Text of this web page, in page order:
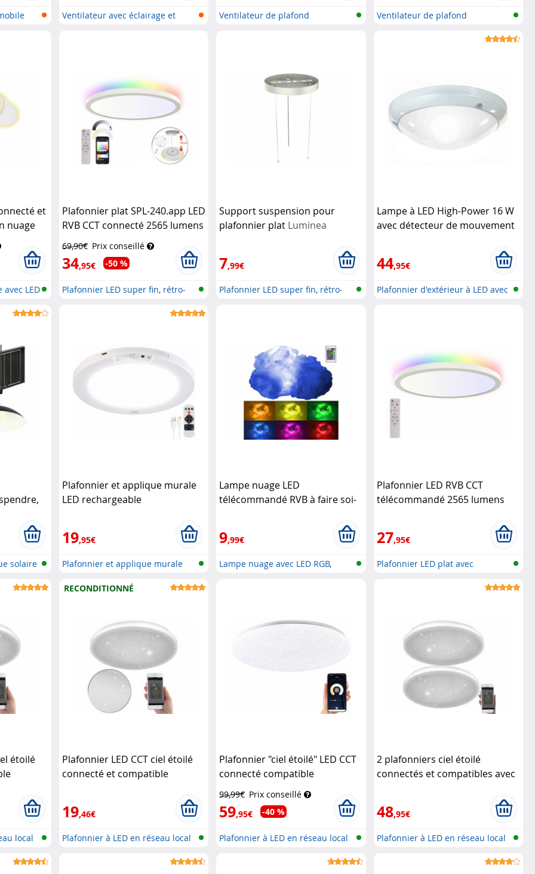
Ventilateur avec éclairage et
Ventilateur de plafond Ventilateur de plafond
et
nuage
LED
Plafonnier plat SPL-240.app LED
RVB CCT connecté 2565 lumens
avec intensité variable
Home Control
69,90€ Prix conseillé
34,95€ -50 %
Plafonnier LED super fin, rétro-
Support suspension pour
plafonnier plat Luminea
7,99€
Plafonnier LED super fin, rétro-
Lampe à LED High-Power 16 W
avec détecteur de mouvement
44,95€
Plafonnier d'extérieur à LED avec
solaire
Plafonnier et applique murale
LED rechargeable
19,95€
Plafonnier et applique murale
Lampe nuage LED
télécommandé RVB à faire soi-
9,99€
Lampe nuage avec LED RGB,
Plafonnier LED RVB CCT
télécommandé 2565 lumens
27,95€
Plafonnier LED plat avec
étoilé
local
RECONDITIONNÉ
Plafonnier LED CCT ciel étoilé
connecté et compatible
Luminea Home
Control
19,46€
Plafonnier à LED en réseau local
Plafonnier "ciel étoilé" LED CCT
connecté compatible
commandes vocales Ø 48 cm
Luminea Home Control
99,99€ Prix conseillé
59,95€ -40 %
Plafonnier à LED en réseau local
2 plafonniers ciel étoilé
connectés et compatibles avec
48,95€
Plafonnier à LED en réseau local